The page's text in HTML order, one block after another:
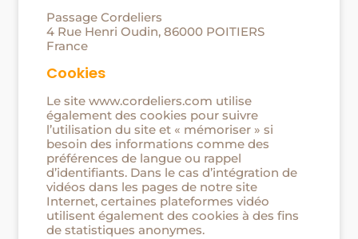
Passage Cordeliers
4 Rue Henri Oudin, 86000 POITIERS
France
Cookies
Le site www.cordeliers.com utilise
également des cookies pour suivre
l’utilisation du site et « mémoriser » si
besoin des informations comme des
préférences de langue ou rappel
d’identifiants. Dans le cas d’intégration de
vidéos dans les pages de notre site
Internet, certaines plateformes vidéo
utilisent également des cookies à des fins
de statistiques anonymes.